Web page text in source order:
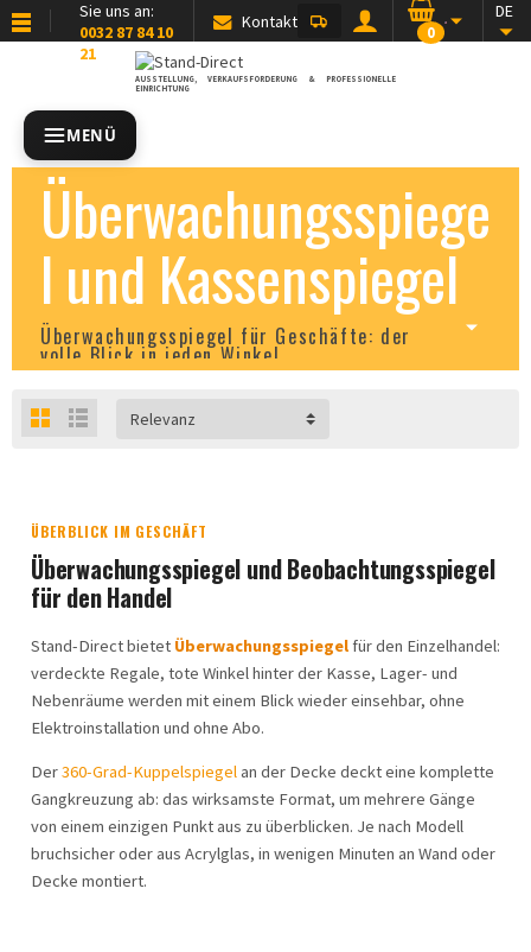
Sie uns an:
0032 87 84 10
21
Kontakt DE
0
AUSSTELLUNG, VERKAUFSFÖRDERUNG & PROFESSIONELLE
EINRICHTUNG
MENÜ
Überwachungsspiege
l und Kassenspiegel
Überwachungsspiegel für Geschäfte: der
volle Blick in jeden Winkel
Relevanz
ÜBERBLICK IM GESCHÄFT
Überwachungsspiegel und Beobachtungsspiegel
für den Handel
Stand-Direct bietet Überwachungsspiegelfür den Einzelhandel:
verdeckte Regale, tote Winkel hinter der Kasse, Lager- und
Nebenräume werden mit einem Blick wieder einsehbar, ohne
Elektroinstallation und ohne Abo.
Der360-Grad-Kuppelspiegel an der Decke deckt eine komplette
Gangkreuzung ab: das wirksamste Format, um mehrere Gänge
von einem einzigen Punkt aus zu überblicken. Je nach Modell
bruchsicher oder aus Acrylglas, in wenigen Minuten an Wand oder
Decke montiert.